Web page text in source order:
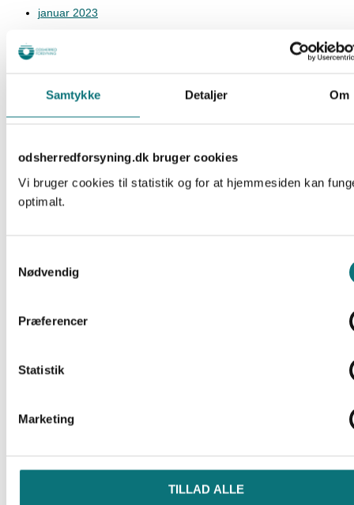
Samtykke Detaljer Om
odsherredforsyning.dk bruger cookies
Vi bruger cookies til statistik og for at hjemmesiden kan
optimalt.
Nødvendig
Præferencer
Statistik
Marketing
TILLAD ALLE
januar 2023
oktober 2022
august 2022
juli 2022
juni 2022
februar 2022
december 2021
oktober 2021